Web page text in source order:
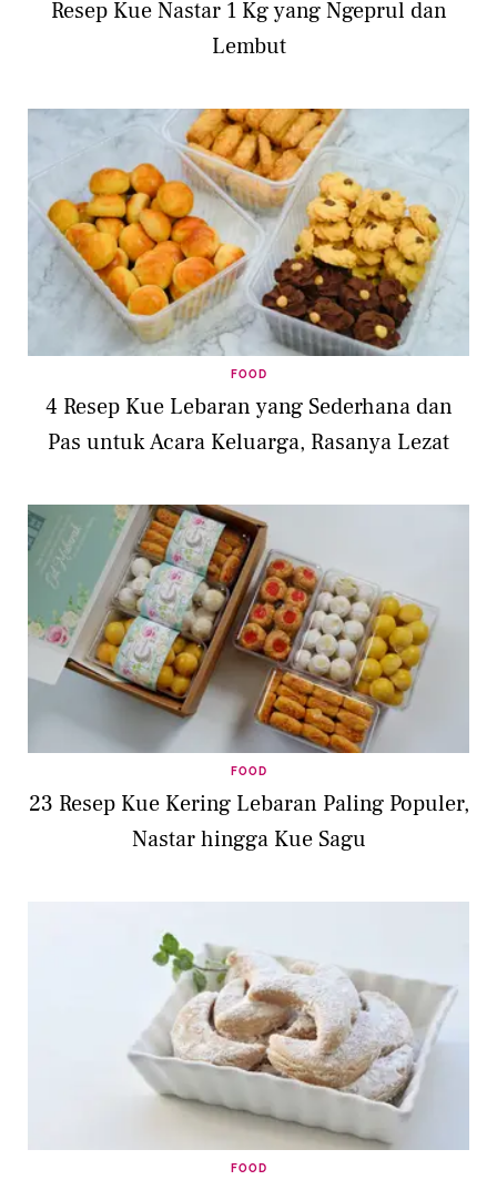
Resep Kue Nastar 1 Kg yang Ngeprul dan
Lembut
FOOD
4 Resep Kue Lebaran yang Sederhana dan
Pas untuk Acara Keluarga, Rasanya Lezat
FOOD
23 Resep Kue Kering Lebaran Paling Populer,
Nastar hingga Kue Sagu
FOOD